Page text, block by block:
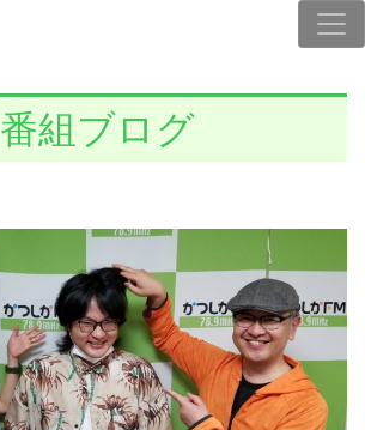
番組ブログ